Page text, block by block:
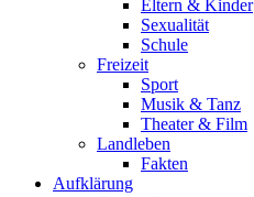
Eltern & Kinder
Sexualität
Schule
Freizeit
Sport
Musik & Tanz
Theater & Film
Landleben
Fakten
Aufklärung